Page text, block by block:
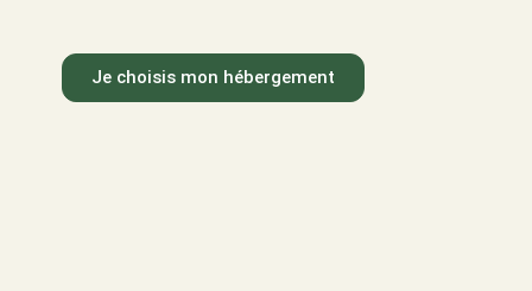
Je choisis mon hébergement